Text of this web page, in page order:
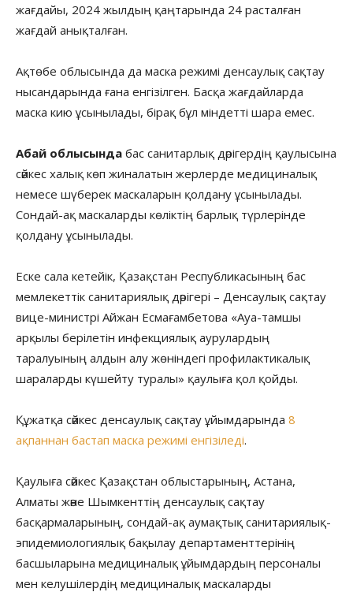
жағдайы, 2024 жылдың қаңтарында 24 расталған
жағдай анықталған.
Ақтөбе облысында да маска режимі денсаулық сақтау
нысандарында ғана енгізілген. Басқа жағдайларда
маска кию ұсынылады, бірақ бұл міндетті шара емес.
Абай облысында бас санитарлық дәрігердің қаулысына
сәйкес халық көп жиналатын жерлерде медициналық
немесе шүберек маскаларын қолдану ұсынылады.
Сондай-ақ маскаларды көліктің барлық түрлерінде
қолдану ұсынылады.
Еске сала кетейік, Қазақстан Республикасының бас
мемлекеттік санитариялық дәрігері – Денсаулық сақтау
вице-министрі Айжан Есмағамбетова «Ауа-тамшы
арқылы берілетін инфекциялық аурулардың
таралуының алдын алу жөніндегі профилактикалық
шараларды күшейту туралы» қаулыға қол қойды.
Құжатқа сәйкес денсаулық сақтау ұйымдарында 8
ақпаннан бастап маска режимі енгізіледі.
Қаулыға сәйкес Қазақстан облыстарының, Астана,
Алматы және Шымкенттің денсаулық сақтау
басқармаларының, сондай-ақ аумақтық санитариялық-
эпидемиологиялық бақылау департаменттерінің
басшыларына медициналық ұйымдардың персоналы
мен келушілердің медициналық маскаларды